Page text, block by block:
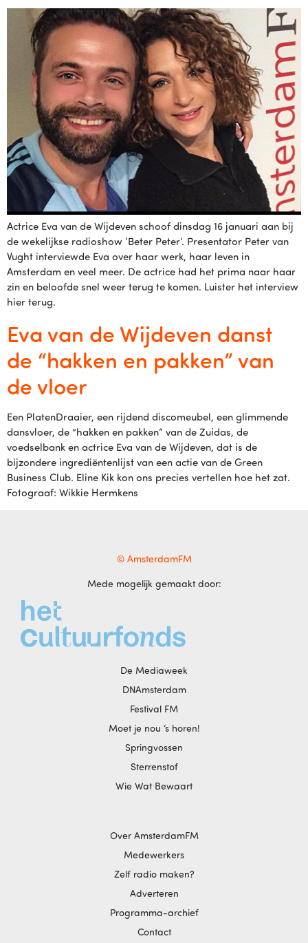
Actrice Eva van de Wijdeven schoof dinsdag 16 januari aan bij
de wekelijkse radioshow ‘Beter Peter’. Presentator Peter van
Vught interviewde Eva over haar werk, haar leven in
Amsterdam en veel meer. De actrice had het prima naar haar
zin en beloofde snel weer terug te komen. Luister het interview
hier terug.
Eva van de Wijdeven danst
de “hakken en pakken” van
de vloer
Een PlatenDraaier, een rijdend discomeubel, een glimmende
dansvloer, de “hakken en pakken” van de Zuidas, de
voedselbank en actrice Eva van de Wijdeven, dat is de
bijzondere ingrediëntenlijst van een actie van de Green
Business Club. Eline Kik kon ons precies vertellen hoe het zat.
Fotograaf: Wikkie Hermkens
© AmsterdamFM
Mede mogelijk gemaakt door:
De Mediaweek
DNAmsterdam
Festival FM
Moet je nou ‘s horen!
Springvossen
Sterrenstof
Wie Wat Bewaart
Over AmsterdamFM
Medewerkers
Zelf radio maken?
Adverteren
Programma-archief
Contact